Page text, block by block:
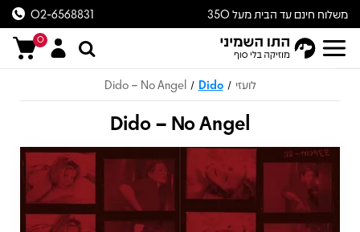
משלוח חינם עד הבית מעל 350
ש״ח
02-6568831
0
לועזי /
Dido
/
Dido – No Angel
Dido – No Angel